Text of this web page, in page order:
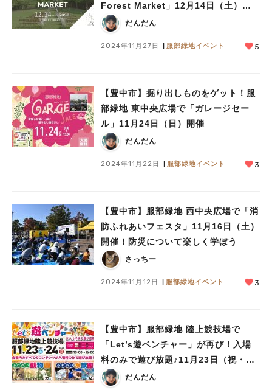
Forest Market」12月14日（土）開
催！事前予約受付中
だんだん
2024年11月27日 服部緑地イベント 5
【豊中市】掘り出しものをゲット！服
部緑地 東中央広場で「ガレージセー
ル」11月24日（日）開催
だんだん
2024年11月22日 服部緑地イベント 3
【豊中市】服部緑地 西中央広場で「消
防ふれあいフェスタ」11月16日（土）
開催！防災について楽しく学ぼう
さっちー
2024年11月12日 服部緑地イベント 3
【豊中市】服部緑地 陸上競技場で
「Let’s遊ベンチャー」が再び！入場
料のみで遊び放題♪11月23日（祝・
土）・24日（日）開催
だんだん